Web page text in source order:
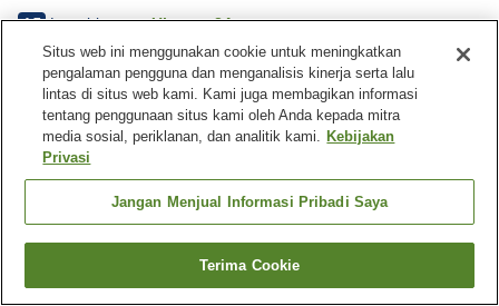
4.7 Luar biasa Ulasan:24
Beranda Jepang Kota Kyoto 20 Pieces
Cari kamar
Situs web ini menggunakan cookie untuk meningkatkan
pengalaman pengguna dan menganalisis kinerja serta lalu
lintas di situs web kami. Kami juga membagikan informasi
tentang penggunaan situs kami oleh Anda kepada mitra
media sosial, periklanan, dan analitik kami. Kebijakan
Privasi
Jangan Menjual Informasi Pribadi Saya
Terima Cookie